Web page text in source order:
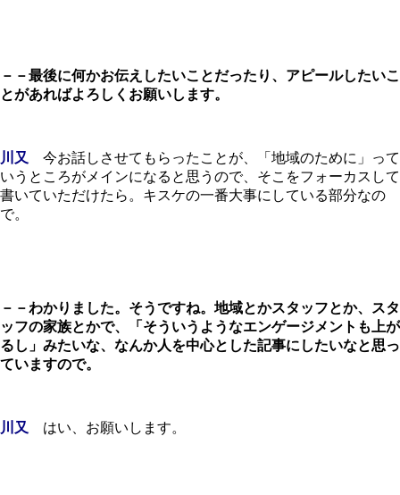
－－最後に何かお伝えしたいことだったり、アピールしたいこ
とがあればよろしくお願いします。
川又
今お話しさせてもらったことが、「地域のために」って
いうところがメインになると思うので、そこをフォーカスして
書いていただけたら。キスケの一番大事にしている部分なの
で。
－－わかりました。そうですね。地域とかスタッフとか、スタ
ッフの家族とかで、「そういうようなエンゲージメントも上が
るし」みたいな、なんか人を中心とした記事にしたいなと思っ
ていますので。
川又 はい、お願いします。